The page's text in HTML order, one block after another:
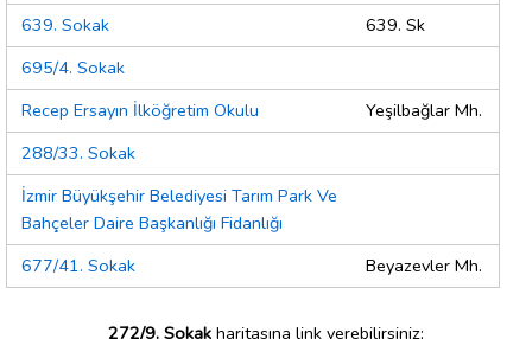
639. Sokak
639. Sk
695/4. Sokak
Recep Ersayın İlköğretim Okulu
Yeşilbağlar Mh.
288/33. Sokak
İzmir Büyükşehir Belediyesi Tarım Park Ve
Bahçeler Daire Başkanlığı Fidanlığı
677/41. Sokak
Beyazevler Mh.
272/9. Sokak haritasına link verebilirsiniz;